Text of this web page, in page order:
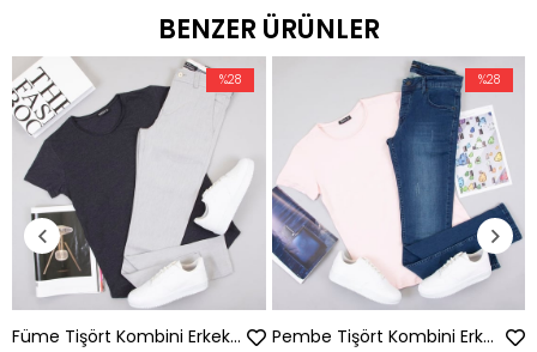
BENZER ÜRÜNLER
Füme Tişört Kombini Erkek | Slim Fit Şık Komple Set
%28
Pembe Tişört Kombini Erkek | Slim Fit Şık Komple Set
%28